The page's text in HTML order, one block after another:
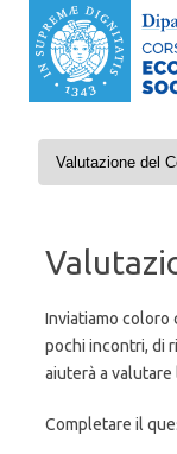
Vai al contenuto
Inviatiamo coloro
pochi incontri, di
aiuterà a valutare
Completare il